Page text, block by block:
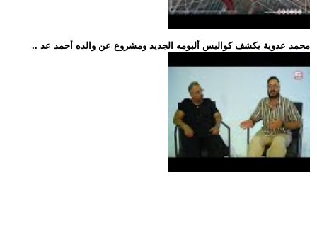
.. محمد عدوية يكشف كواليس ألبومه الجديد ومشروع عن والده أحمد عد